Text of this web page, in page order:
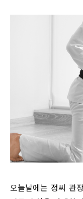
오늘날에는 정씨 관